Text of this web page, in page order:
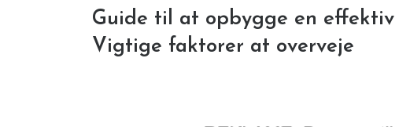
Guide til at opbygge en effektiv
Vigtige faktorer at overveje